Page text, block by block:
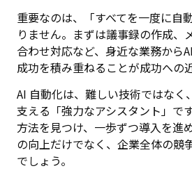
重要なのは、「すべてを一度に自
りません。まずは議事録の作成、
合わせ対応など、身近な業務から
成功を積み重ねることが成功への
AI 自動化は、難しい技術ではなく
支える「強力なアシスタント」で
方法を見つけ、一歩ずつ導入を進
の向上だけでなく、企業全体の競
でしょう。